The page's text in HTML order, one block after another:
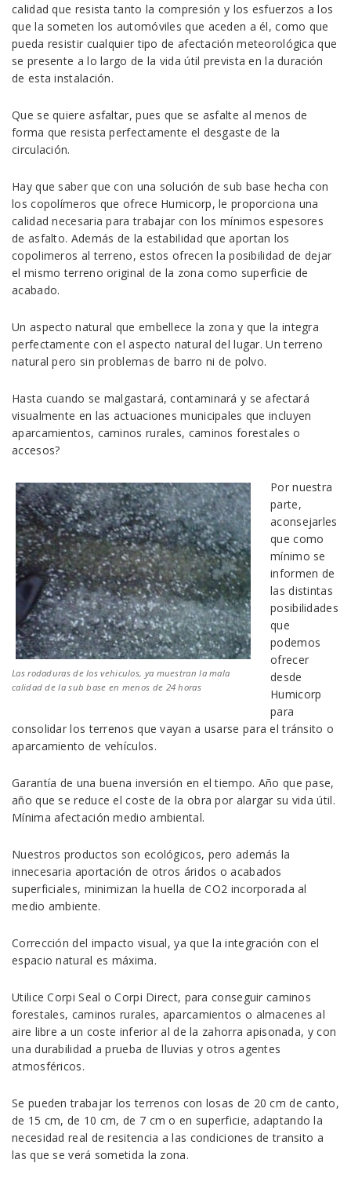
calidad que resista tanto la compresión y los esfuerzos a los
que la someten los automóviles que aceden a él, como que
pueda resistir cualquier tipo de afectación meteorológica que
se presente a lo largo de la vida útil prevista en la duración
de esta instalación.
Que se quiere asfaltar, pues que se asfalte al menos de
forma que resista perfectamente el desgaste de la
circulación.
Hay que saber que con una solución de sub base hecha con
los copolímeros que ofrece Humicorp, le proporciona una
calidad necesaria para trabajar con los mínimos espesores
de asfalto. Además de la estabilidad que aportan los
copolimeros al terreno, estos ofrecen la posibilidad de dejar
el mismo terreno original de la zona como superficie de
acabado.
Un aspecto natural que embellece la zona y que la integra
perfectamente con el aspecto natural del lugar. Un terreno
natural pero sin problemas de barro ni de polvo.
Hasta cuando se malgastará, contaminará y se afectará
visualmente en las actuaciones municipales que incluyen
aparcamientos, caminos rurales, caminos forestales o
accesos?
Las rodaduras de los vehiculos, ya muestran la mala
calidad de la sub base en menos de 24 horas
Por nuestra
parte,
aconsejarles
que como
mínimo se
informen de
las distintas
posibilidades
que
podemos
ofrecer
desde
Humicorp
para
consolidar los terrenos que vayan a usarse para el tránsito o
aparcamiento de vehículos.
Garantía de una buena inversión en el tiempo. Año que pase,
año que se reduce el coste de la obra por alargar su vida útil.
Mínima afectación medio ambiental.
Nuestros productos son ecológicos, pero además la
innecesaria aportación de otros áridos o acabados
superficiales, minimizan la huella de CO2 incorporada al
medio ambiente.
Corrección del impacto visual, ya que la integración con el
espacio natural es máxima.
Utilice Corpi Seal o Corpi Direct, para conseguir caminos
forestales, caminos rurales, aparcamientos o almacenes al
aire libre a un coste inferior al de la zahorra apisonada, y con
una durabilidad a prueba de lluvias y otros agentes
atmosféricos.
Se pueden trabajar los terrenos con losas de 20 cm de canto,
de 15 cm, de 10 cm, de 7 cm o en superficie, adaptando la
necesidad real de resitencia a las condiciones de transito a
las que se verá sometida la zona.